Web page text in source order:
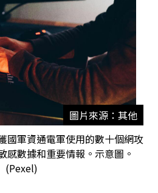
圖片來源：其他
國軍資通電軍使用的數十個網攻
感數據和重要情報。示意圖。
(Pexel)